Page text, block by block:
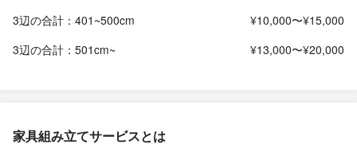
3辺の合計：401~500cm
¥10,000〜¥15,000
3辺の合計：501cm~
¥13,000〜¥20,000
家具組み立てサービスとは